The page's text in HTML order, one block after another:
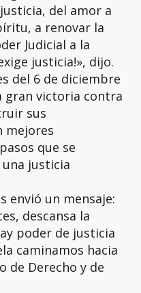
del amor a
a renovar la
Judicial a la
justicia!», dijo.
del 6 de diciembre
gran victoria contra
sus
mejores
que se
justicia
envió un mensaje:
descansa la
poder de justicia
caminamos hacia
de Derecho y de